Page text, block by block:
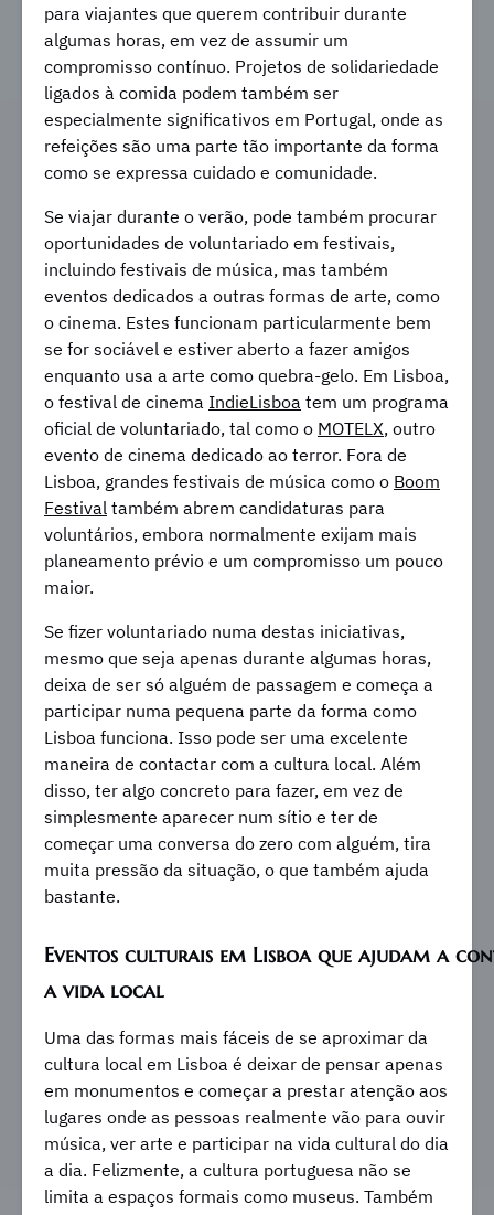
para viajantes que querem contribuir durante
algumas horas, em vez de assumir um
compromisso contínuo. Projetos de solidariedade
ligados à comida podem também ser
especialmente significativos em Portugal, onde as
refeições são uma parte tão importante da forma
como se expressa cuidado e comunidade.
Se viajar durante o verão, pode também procurar
oportunidades de voluntariado em festivais,
incluindo festivais de música, mas também
eventos dedicados a outras formas de arte, como
o cinema. Estes funcionam particularmente bem
se for sociável e estiver aberto a fazer amigos
enquanto usa a arte como quebra-gelo. Em Lisboa,
o festival de cinema IndieLisboa tem um programa
oficial de voluntariado, tal como o MOTELX, outro
evento de cinema dedicado ao terror. Fora de
Lisboa, grandes festivais de música como o Boom
Festival também abrem candidaturas para
voluntários, embora normalmente exijam mais
planeamento prévio e um compromisso um pouco
maior.
Se fizer voluntariado numa destas iniciativas,
mesmo que seja apenas durante algumas horas,
deixa de ser só alguém de passagem e começa a
participar numa pequena parte da forma como
Lisboa funciona. Isso pode ser uma excelente
maneira de contactar com a cultura local. Além
disso, ter algo concreto para fazer, em vez de
simplesmente aparecer num sítio e ter de
começar uma conversa do zero com alguém, tira
muita pressão da situação, o que também ajuda
bastante.
Eventos culturais em Lisboa que ajudam a
a vida local
Uma das formas mais fáceis de se aproximar da
cultura local em Lisboa é deixar de pensar apenas
em monumentos e começar a prestar atenção aos
lugares onde as pessoas realmente vão para ouvir
música, ver arte e participar na vida cultural do dia
a dia. Felizmente, a cultura portuguesa não se
limita a espaços formais como museus. Também